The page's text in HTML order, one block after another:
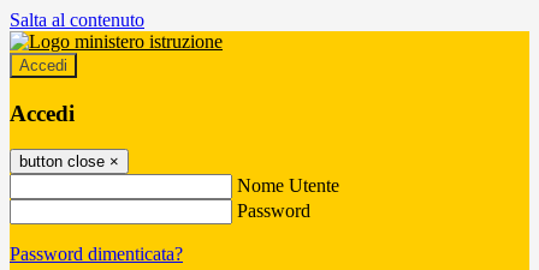
Salta al contenuto
Accedi
Accedi
button close ×
Nome Utente
Password
Password dimenticata?